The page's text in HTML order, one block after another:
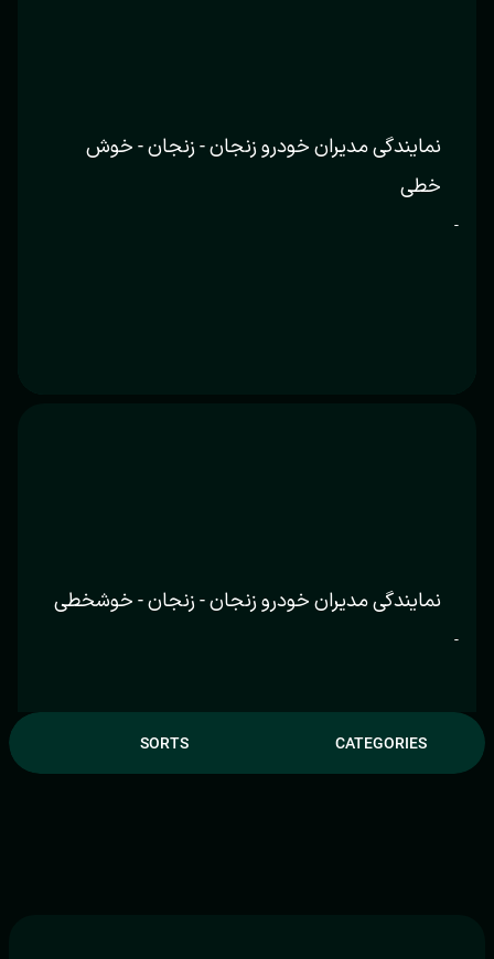
نمایندگی مدیران خودرو زنجان - زنجان - خوش
خطی
-
نمایندگی مدیران خودرو زنجان - زنجان - خوشخطی
-
CATEGORIES
SORTS